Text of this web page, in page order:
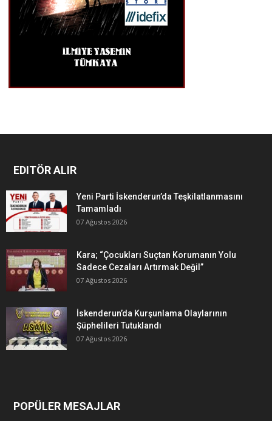
EDITÖR ALIR
Yeni Parti İskenderun’da Teşkilatlanmasını
Tamamladı
07 Ağustos 2026
Kara; “Çocukları Suçtan Korumanın Yolu
Sadece Cezaları Artırmak Değil”
07 Ağustos 2026
İskenderun’da Kurşunlama Olaylarının
Şüphelileri Tutuklandı
07 Ağustos 2026
POPÜLER MESAJLAR